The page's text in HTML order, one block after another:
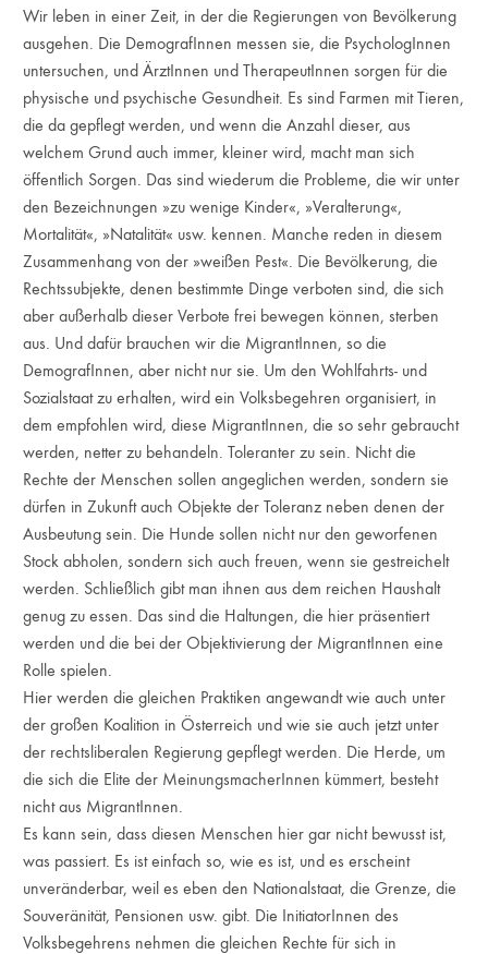
Wir leben in einer Zeit, in der die Regierungen von Bevölkerung
ausgehen. Die DemografInnen messen sie, die PsychologInnen
untersuchen, und ÄrztInnen und TherapeutInnen sorgen für die
physische und psychische Gesundheit. Es sind Farmen mit Tieren,
die da gepflegt werden, und wenn die Anzahl dieser, aus
welchem Grund auch immer, kleiner wird, macht man sich
öffentlich Sorgen. Das sind wiederum die Probleme, die wir unter
den Bezeichnungen »zu wenige Kinder«, »Veralterung«,
Mortalität«, »Natalität« usw. kennen. Manche reden in diesem
Zusammenhang von der »weißen Pest«. Die Bevölkerung, die
Rechtssubjekte, denen bestimmte Dinge verboten sind, die sich
aber außerhalb dieser Verbote frei bewegen können, sterben
aus. Und dafür brauchen wir die MigrantInnen, so die
DemografInnen, aber nicht nur sie. Um den Wohlfahrts- und
Sozialstaat zu erhalten, wird ein Volksbegehren organisiert, in
dem empfohlen wird, diese MigrantInnen, die so sehr gebraucht
werden, netter zu behandeln. Toleranter zu sein. Nicht die
Rechte der Menschen sollen angeglichen werden, sondern sie
dürfen in Zukunft auch Objekte der Toleranz neben denen der
Ausbeutung sein. Die Hunde sollen nicht nur den geworfenen
Stock abholen, sondern sich auch freuen, wenn sie gestreichelt
werden. Schließlich gibt man ihnen aus dem reichen Haushalt
genug zu essen. Das sind die Haltungen, die hier präsentiert
werden und die bei der Objektivierung der MigrantInnen eine
Rolle spielen.
Hier werden die gleichen Praktiken angewandt wie auch unter
der großen Koalition in Österreich und wie sie auch jetzt unter
der rechtsliberalen Regierung gepflegt werden. Die Herde, um
die sich die Elite der MeinungsmacherInnen kümmert, besteht
nicht aus MigrantInnen.
Es kann sein, dass diesen Menschen hier gar nicht bewusst ist,
was passiert. Es ist einfach so, wie es ist, und es erscheint
unveränderbar, weil es eben den Nationalstaat, die Grenze, die
Souveränität, Pensionen usw. gibt. Die InitiatorInnen des
Volksbegehrens nehmen die gleichen Rechte für sich in